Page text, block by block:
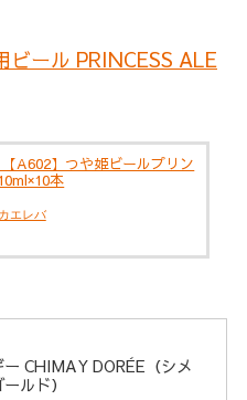
ビール PRINCESS ALE
【A602】つや姫ビールプリン
本
カエレバ
ー CHIMAY DORÉE（シメ
ルド）